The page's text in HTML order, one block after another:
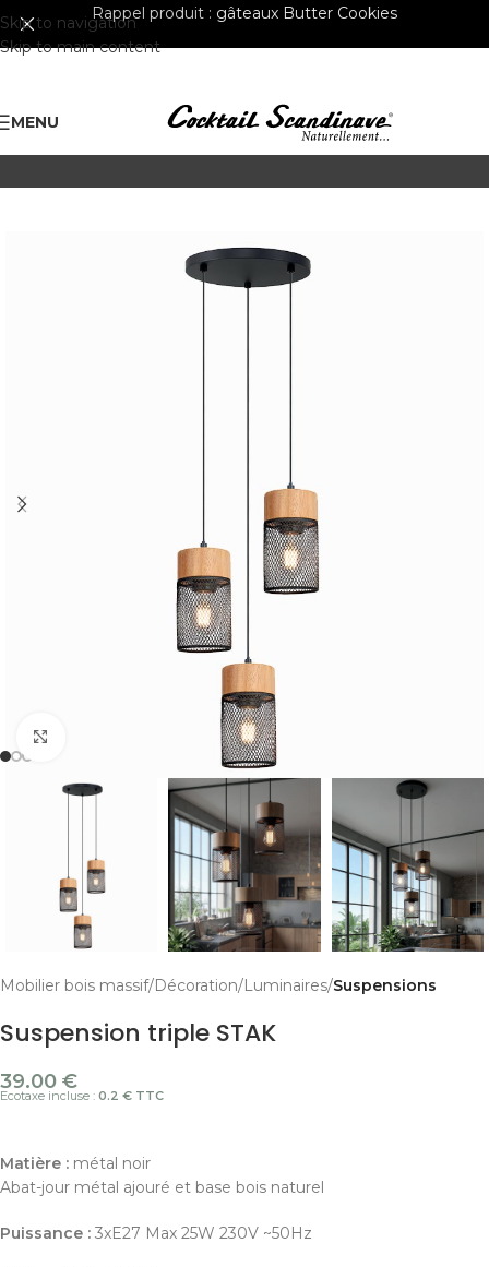
Skip to navigation
Skip to main content
Rappel produit : gâteaux Butter Cookies
MENU
Cliquer pour agrandir
Mobilier bois massif Décoration Luminaires Suspensions
Suspension triple STAK
39.00 €
Ecotaxe incluse : 0.2 € TTC
Matière : métal noir
Abat-jour métal ajouré et base bois naturel
Puissance : 3xE27 Max 25W 230V ~50Hz